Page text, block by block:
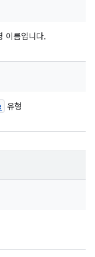
이름입니다.
유형